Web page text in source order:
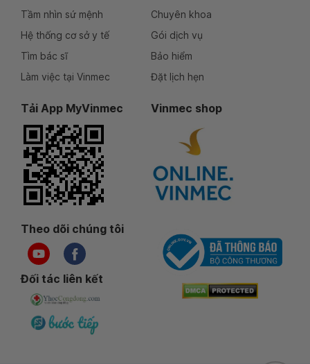
Tầm nhìn sứ mệnh
Hệ thống cơ sở y tế
Tìm bác sĩ
Làm việc tại Vinmec
Chuyên khoa
Gói dịch vụ
Bảo hiểm
Đặt lịch hẹn
Tải App MyVinmec Vinmec shop
Theo dõi chúng tôi
Đối tác liên kết